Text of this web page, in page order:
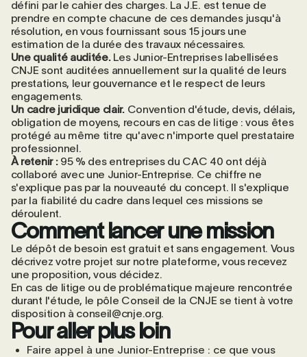
défini par le cahier des charges. La J.E. est tenue de
prendre en compte chacune de ces demandes jusqu'à
résolution, en vous fournissant sous 15 jours une
estimation de la durée des travaux nécessaires.
Une qualité auditée.Les Junior-Entreprises labellisées
CNJE sont auditées annuellement sur la qualité de leurs
prestations, leur gouvernance et le respect de leurs
engagements.
Un cadre juridique clair.Convention d'étude, devis, délais,
obligation de moyens, recours en cas de litige : vous êtes
protégé au même titre qu'avec n'importe quel prestataire
professionnel.
À retenir : 95 % des entreprises du CAC 40 ont déjà
collaboré avec une Junior-Entreprise. Ce chiffre ne
s'explique pas par la nouveauté du concept. Il s'explique
par la fiabilité du cadre dans lequel ces missions se
déroulent.
Comment lancer une mission
Le dépôt de besoin est gratuit et sans engagement. Vous
décrivez votre projet sur notre plateforme, vous recevez
une proposition, vous décidez.
En cas de litige ou de problématique majeure rencontrée
durant l'étude, le pôle Conseil de la CNJE se tient à votre
disposition à conseil@cnje.org.
Pour aller plus loin
Faire appel à une Junior-Entreprise : ce que vous